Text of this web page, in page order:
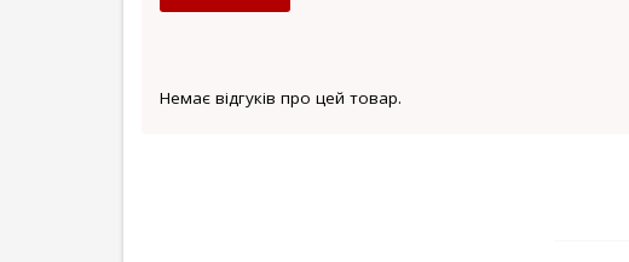
Немає відгуків про цей товар.